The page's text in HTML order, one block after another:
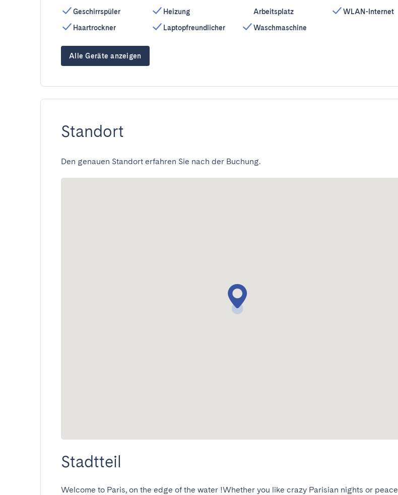
Geschirrspüler
Haartrockner
Heizung
Laptopfreundlicher
Arbeitsplatz
Waschmaschine
WLAN-Internet
Alle Geräte anzeigen
Standort
Den genauen Standort erfahren Sie nach der Buchung.
Stadtteil
Welcome to Paris, on the edge of the water !Whether you like crazy Parisian nights or peace